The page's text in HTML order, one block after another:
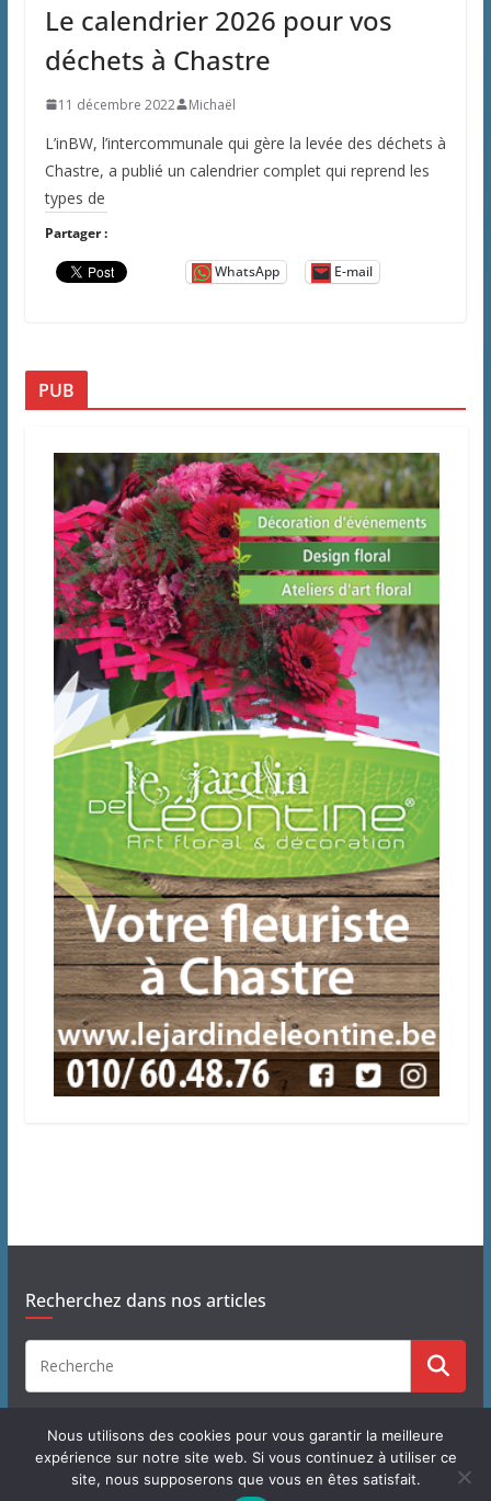
Le calendrier 2026 pour vos
déchets à Chastre
11 décembre 2022 Michaël
L’inBW, l’intercommunale qui gère la levée des déchets à
Chastre, a publié un calendrier complet qui reprend les
types de
Partager :
WhatsApp E-mail
PUB
Recherchez dans nos articles
Copyright © 2026 J'habite à Chastre
Nous utilisons des cookies pour vous garantir la meilleure
expérience sur notre site web. Si vous continuez à utiliser ce
site, nous supposerons que vous en êtes satisfait.